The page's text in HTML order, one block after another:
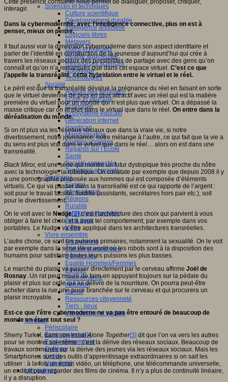
Sciences et techniques
Culture scientifique
Développement durable
Intelligence artificielle
Logiciels libres
Métavers
Outils et logiciels
Réalité augmentée
Ressources sciences
Robotique
Technologies
Société
Acteurs des territoires
Ecole et structure
Economie
Ecosystème éducatif
Génération internet
Handicap
Mondialisation
Normes scolaires
Regards sur l’Ecole
Santé
Société connectée
Territoires et projets
Territoires
Europe
International
Régions
Ruralité
Territoires et projets
Tiers lieux
Villes
Vivre ensemble
Citoyenneté
Culture européenne
Démocratie
Egalité Hommes/Femmes
Ethique
Gouvernance
Inclusion
Laïcité
Ressources citoyenneté
Tiers - lieux
Vie scolaire et sociale
Niveaux
Périscolaire
Ecole maternelle
Ecole élémentaire
Collège
Lycée
Université
Les auteurs
Cette présence constante nous permet de dialoguer, proposer, critiquer,
interagir.
Dans la cybermodernité, avec l’intelligence connective, plus on est à
penser, mieux on pense.
Il faut aussi voir la dimension cybermoderne dans son aspect identitaire et
parler de l’identité en construction de la jeunesse d’aujourd’hui qui crée à
travers les réseaux sociaux des possibilités de partage avec des gens qu’on
connaît et qu’on n’a remarqués que dans cet espace virtuel. C’est ce que
j’appelle la transréalité,cette hybridation entre le virtuel et le réel.
Le péril est que la transréalité dévalue la prégnance du réel en faisant en sorte
que le virtuel devienne de plus en plus attractif avec un réel qui est la matière
première du virtuel pour un monde qui n’est plus que virtuel. On a dépassé la
masse critique car on rit plus dans le virtuel que dans le réel. On entre dans la
déréalisation du monde.
Si on rit plus via les réseaux sociaux que dans la vraie vie, si notre
divertissement, notre jouissance, notre mélange à l’autre, ce qui fait que la vie a
du sens est plus vrai dans le virtuel que dans le réel… alors on est dans une
transréalité.
Black Miror, est une série qui montre un futur dystopique très proche du nôtre
avec la technologie, la robotique. On constate par exemple que depuis 2008 il y
a une pornographie proposée aux hommes qui est composée d’éléments
virtuels. Ce qui va passer dans la transréalité est ce qui rapporte de l’argent :
soit pour le travail facilité, fluidifié (assistants, secrétaires hors pair etc.), soit
pour le divertissement.
On le voit avec le Nudge[2]c’est l’architecture des choix qui parvient à vous
obliger à faire tel choix et à avoir tel comportement, par exemple dans vos
portables. Le Nudge va être appliqué dans les architectures transréelles.
L’autre chose, ce sont les pulsions primaires, notamment la sexualité. On le voit
par exemple dans la sérieWest worldoù les robots sont à la disposition des
humains pour satisfaire toutes leurs pulsions les plus basses.
Le marché du plaisir va passer directement par le cerveau affirme Joël de
Rosnay . Un rat peut mourir de faim en appuyant toujours sur la pédale du
plaisir et plus sur celle qui lui délivre de la nourriture. On pourra peut-être
acheter dans la rue une puce branchée sur le cerveau et qui procurera un
plaisir incroyable.
Est-ce que l’être cybermoderne ne va pas être entouré de beaucoup de
monde en étant tout seul ?
Sherry Turkel, dans son essai Alone Together[3] dit que l’on va vers les autres
pour se montrer soi-même : c’est la dérive des réseaux sociaux. Beaucoup de
travaux sont menés sur la dérive des jeunes via les réseaux sociaux. Mais les
Smartphones sont des outils d’apprentissage extraordinaires si on sait les
utiliser : à la fois un écran vidéo, un téléphone, une télécommande universelle,
un endroit pour regarder des films de cinéma. Il n’y a plus de continuité linéaire,
il y a disruption.